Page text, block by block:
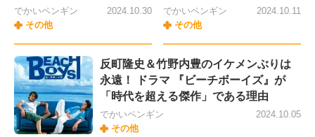
でかいペンギン
その他
2024.10.30
でかいペンギン
その他
2024.10.11
反町隆史＆竹野内豊のイケメンぶりは
永遠！ ドラマ 『ビーチボーイズ』が
「時代を超える傑作」である理由
でかいペンギン
その他
2024.10.05